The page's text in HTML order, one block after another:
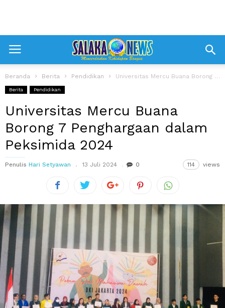
Beranda Berita Pendidikan Universitas Mercu Buana Borong 7 Penghargaan dalam Peksimida 2024
Berita Pendidikan
Universitas Mercu Buana
Borong 7 Penghargaan dalam
Peksimida 2024
Penulis Hari Setyawan 13 Juli 2024 0 114 views